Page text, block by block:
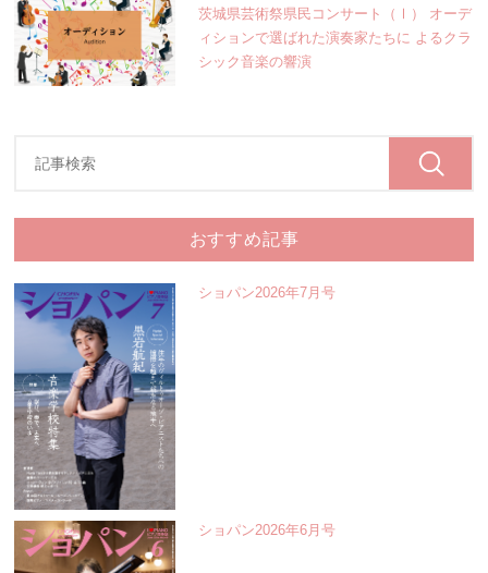
茨城県芸術祭県民コンサート（Ⅰ） オーデ
ィションで選ばれた演奏家たちに よるクラ
シック音楽の響演
おすすめ記事
ショパン2026年7月号
ショパン2026年6月号